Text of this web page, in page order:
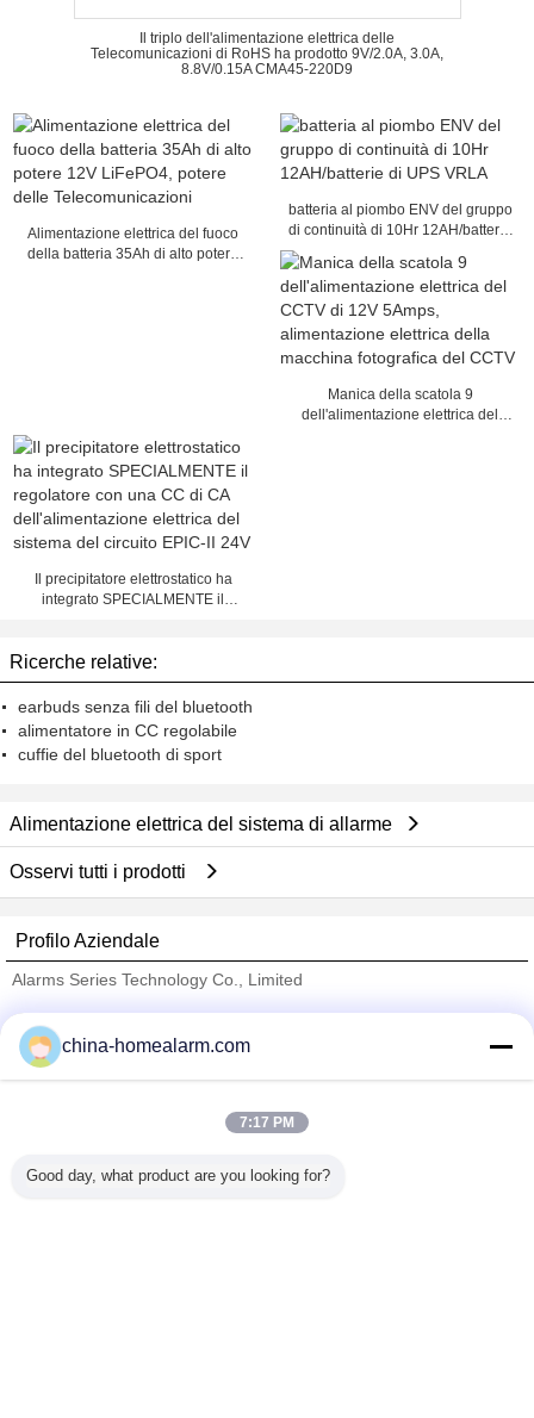
Il triplo dell'alimentazione elettrica delle
Telecomunicazioni di RoHS ha prodotto 9V/2.0A, 3.0A,
8.8V/0.15A CMA45-220D9
Alimentazione elettrica del fuoco
della batteria 35Ah di alto potere
batteria al piombo ENV del gruppo
di continuità di 10Hr 12AH/batterie
Manica della scatola 9
dell'alimentazione elettrica del
Il precipitatore elettrostatico ha
integrato SPECIALMENTE il
sistema del circuito EPIC-II 24V
Ricerche relative:
earbuds senza fili del bluetooth
alimentatore in CC regolabile
cuffie del bluetooth di sport
Alimentazione elettrica del sistema di allarme
Osservi tutti i prodotti
Profilo Aziendale
Alarms Series Technology Co., Limited
Trust Seal
Verified Suplier
Tutti i prodotti
china-homealarm.com
7:17 PM
Good day, what product are you looking for?